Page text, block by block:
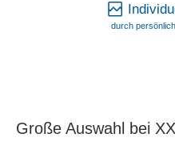
durch
Große Auswahl bei